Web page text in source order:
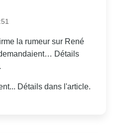
la rumeur sur René
Détails
Détails dans l'article.